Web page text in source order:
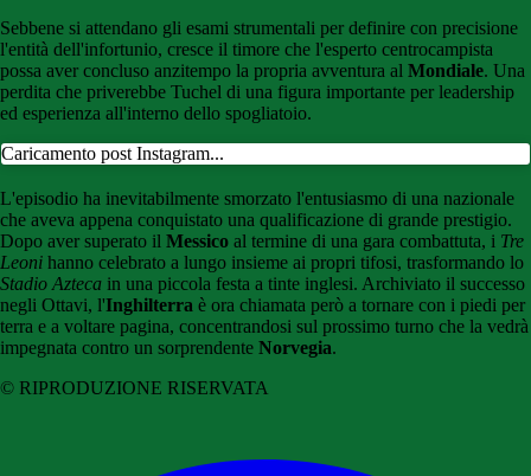
Sebbene si attendano gli esami strumentali per definire con precisione
l'entità dell'infortunio, cresce il timore che l'esperto centrocampista
possa aver concluso anzitempo la propria avventura al Mondiale. Una
perdita che priverebbe Tuchel di una figura importante per leadership
ed esperienza all'interno dello spogliatoio.
Caricamento post Instagram...
L'episodio ha inevitabilmente smorzato l'entusiasmo di una nazionale
che aveva appena conquistato una qualificazione di grande prestigio.
Dopo aver superato il Messico al termine di una gara combattuta, i Tre
Leoni hanno celebrato a lungo insieme ai propri tifosi, trasformando lo
Stadio Azteca in una piccola festa a tinte inglesi. Archiviato il successo
negli Ottavi, l'Inghilterra è ora chiamata però a tornare con i piedi per
terra e a voltare pagina, concentrandosi sul prossimo turno che la vedrà
impegnata contro un sorprendente Norvegia.
© RIPRODUZIONE RISERVATA